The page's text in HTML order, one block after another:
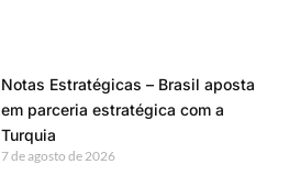
Notas Estratégicas – Brasil aposta
em parceria estratégica com a
Turquia
7 de agosto de 2026